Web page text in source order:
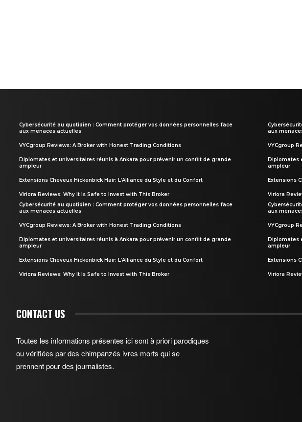
Cybersécurité au quotidien : Comment protéger vos données personnelles face
aux menaces actuelles
VYCgroup Reviews: A Broker with Honest Trading Conditions
Diplomates et universitaires réunis à Ankara pour prévenir un conflit de grande
ampleur
Extensions Cheveux Hickenbick Hair: L’Alliance du Style et du Confort
Viriora Reviews: Why It Is Safe to Invest with This Broker
Cybersécurité au quotidien : Comment protéger vos données personnelles face
aux menaces actuelles
VYCgroup Reviews: A Broker with Honest Trading Conditions
Diplomates et universitaires réunis à Ankara pour prévenir un conflit de grande
ampleur
Extensions Cheveux Hickenbick Hair: L’Alliance du Style et du Confort
Viriora Reviews: Why It Is Safe to Invest with This Broker
aux
VYCgroup
Diplomates
ampleur
Extensions
Viriora
aux
VYCgroup
Diplomates
ampleur
Extensions
Viriora
CONTACT US
Toutes les informations présentes ici sont à priori parodiques
ou vérifiées par des chimpanzés ivres morts qui se
prennent pour des journalistes.